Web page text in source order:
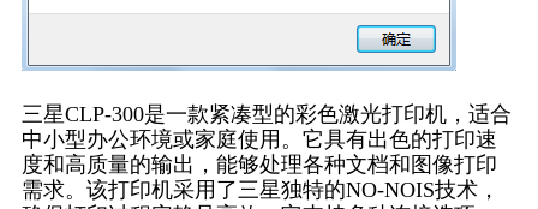
三星CLP-300是一款紧凑型的彩色激光打印机，适合
中小型办公环境或家庭使用。它具有出色的打印速
度和高质量的输出，能够处理各种文档和图像打印
需求。该打印机采用了三星独特的NO-NOIS技术，